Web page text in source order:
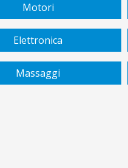
Motori
Elettronica
Massaggi